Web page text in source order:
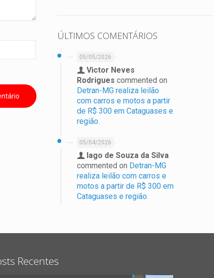
ÚLTIMOS COMENTÁRIOS
05/05/2026
Victor Neves
Rodrigues commented on
Detran-MG realiza leilão
com carros e motos a partir
de R$ 300 em Cataguases e
região.
05/04/2026
Iago de Souza da Silva
commented on Detran-MG
realiza leilão com carros e
motos a partir de R$ 300 em
Cataguases e região.
Recentes